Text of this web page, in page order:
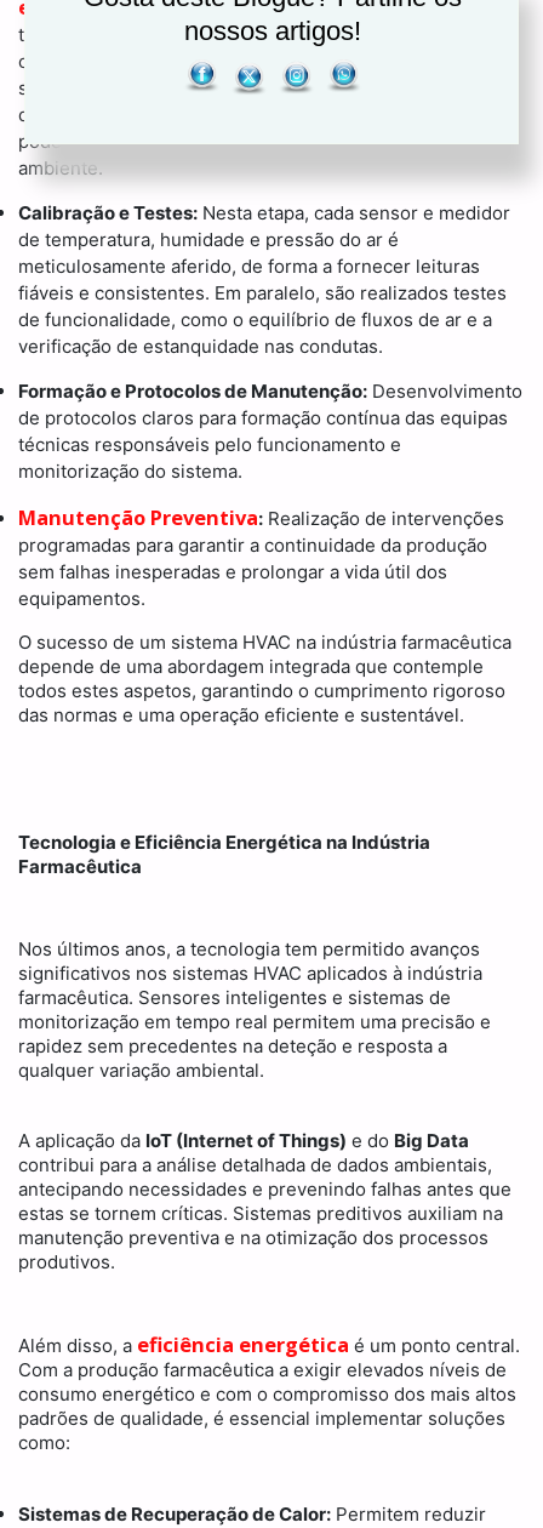
equipamentos, garantindo-se o uso de materiais e
técnicas de vedação apropriadas para evitar fugas de ar e
contaminações cruzadas. A precisão na instalação dos
sensores e filtros é igualmente determinante, pois
qualquer desvio nas leituras de temperatura ou humidade
pode colocar em risco a conformidade regulamentar do
ambiente.
Calibração e Testes: Nesta etapa, cada sensor e medidor
de temperatura, humidade e pressão do ar é
meticulosamente aferido, de forma a fornecer leituras
fiáveis e consistentes. Em paralelo, são realizados testes
de funcionalidade, como o equilíbrio de fluxos de ar e a
verificação de estanquidade nas condutas.
Formação e Protocolos de Manutenção: Desenvolvimento
de protocolos claros para formação contínua das equipas
técnicas responsáveis pelo funcionamento e
monitorização do sistema.
Manutenção Preventiva: Realização de intervenções
programadas para garantir a continuidade da produção
sem falhas inesperadas e prolongar a vida útil dos
equipamentos.
O sucesso de um sistema HVAC na indústria farmacêutica
depende de uma abordagem integrada que contemple
todos estes aspetos, garantindo o cumprimento rigoroso
das normas e uma operação eficiente e sustentável.
Tecnologia e Eficiência Energética na Indústria
Farmacêutica
Nos últimos anos, a tecnologia tem permitido avanços
significativos nos sistemas HVAC aplicados à indústria
farmacêutica. Sensores inteligentes e sistemas de
monitorização em tempo real permitem uma precisão e
rapidez sem precedentes na deteção e resposta a
qualquer variação ambiental.
A aplicação da IoT (Internet of Things) e do Big Data
contribui para a análise detalhada de dados ambientais,
antecipando necessidades e prevenindo falhas antes que
estas se tornem críticas. Sistemas preditivos auxiliam na
manutenção preventiva e na otimização dos processos
produtivos.
Além disso, a eficiência energética é um ponto central.
Com a produção farmacêutica a exigir elevados níveis de
consumo energético e com o compromisso dos mais altos
padrões de qualidade, é essencial implementar soluções
como:
Sistemas de Recuperação de Calor: Permitem reduzir
nossos artigos!